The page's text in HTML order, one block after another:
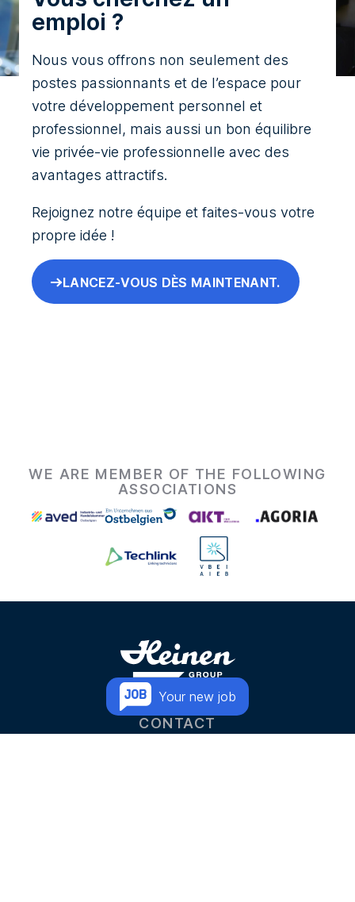
emploi ?
Nous vous offrons non seulement des
postes passionnants et de l’espace pour
votre développement personnel et
professionnel, mais aussi un bon équilibre
vie privée-vie professionnelle avec des
avantages attractifs.
Rejoignez notre équipe et faites-vous votre
propre idée !
LANCEZ-VOUS DÈS MAINTENANT.
WE ARE MEMBER OF THE FOLLOWING
ASSOCIATIONS
Your new job
CONTACT